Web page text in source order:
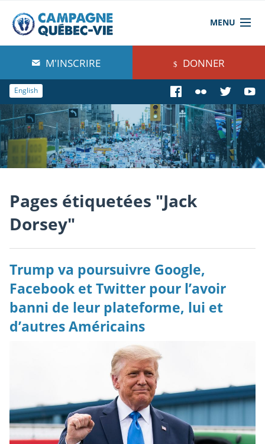
MENU
À propos de nous
Blog
Comprendre
Agir
Boutique
M'INSCRIRE DONNER
English
Pages étiquetées "Jack
Dorsey"
Trump va poursuivre Google,
Facebook et Twitter pour l’avoir
banni de leur plateforme, lui et
d’autres Américains